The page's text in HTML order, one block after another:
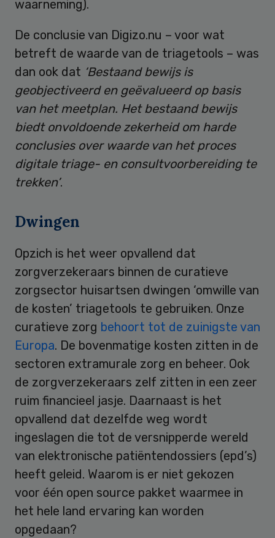
waarneming).
De conclusie van Digizo.nu – voor wat
betreft de waarde van de triagetools – was
dan ook dat ‘Bestaand bewijs is
geobjectiveerd en geëvalueerd op basis
van het meetplan. Het bestaand bewijs
biedt onvoldoende zekerheid om harde
conclusies over waarde van het proces
digitale triage- en consultvoorbereiding te
trekken’.
Dwingen
Opzich is het weer opvallend dat
zorgverzekeraars binnen de curatieve
zorgsector huisartsen dwingen ‘omwille van
de kosten’ triagetools te gebruiken. Onze
curatieve zorg behoort tot de zuinigste van
Europa. De bovenmatige kosten zitten in de
sectoren extramurale zorg en beheer. Ook
de zorgverzekeraars zelf zitten in een zeer
ruim financieel jasje. Daarnaast is het
opvallend dat dezelfde weg wordt
ingeslagen die tot de versnipperde wereld
van elektronische patiëntendossiers (epd’s)
heeft geleid. Waarom is er niet gekozen
voor één open source pakket waarmee in
het hele land ervaring kan worden
opgedaan?